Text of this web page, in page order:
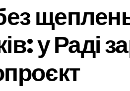
у Раді